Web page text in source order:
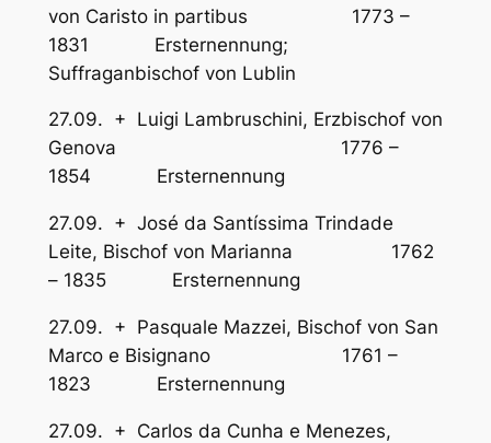
von Caristo in partibus 1773 –
1831 Ersternennung;
Suffraganbischof von Lublin
27.09. + Luigi Lambruschini, Erzbischof von
Genova 1776 –
1854 Ersternennung
27.09. + José da Santíssima Trindade
Leite, Bischof von Marianna 1762
– 1835 Ersternennung
27.09. + Pasquale Mazzei, Bischof von San
Marco e Bisignano 1761 –
1823 Ersternennung
27.09. + Carlos da Cunha e Menezes,